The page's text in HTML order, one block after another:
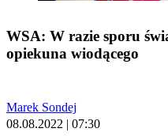
WSA: W razie sporu
opiekuna wiodącego
Marek Sondej
08.08.2022 | 07:30